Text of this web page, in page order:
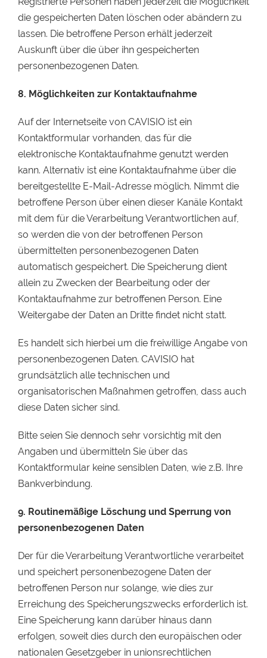
die gespeicherten Daten löschen oder abändern zu
lassen. Die betroffene Person erhält jederzeit
Auskunft über die über ihn gespeicherten
personenbezogenen Daten.
8. Möglichkeiten zur Kontaktaufnahme
Auf der Internetseite von CAVISIO ist ein
Kontaktformular vorhanden, das für die
elektronische Kontaktaufnahme genutzt werden
kann. Alternativ ist eine Kontaktaufnahme über die
bereitgestellte E-Mail-Adresse möglich. Nimmt die
betroffene Person über einen dieser Kanäle Kontakt
mit dem für die Verarbeitung Verantwortlichen auf,
so werden die von der betroffenen Person
übermittelten personenbezogenen Daten
automatisch gespeichert. Die Speicherung dient
allein zu Zwecken der Bearbeitung oder der
Kontaktaufnahme zur betroffenen Person. Eine
Weitergabe der Daten an Dritte findet nicht statt.
Es handelt sich hierbei um die freiwillige Angabe von
personenbezogenen Daten. CAVISIO hat
grundsätzlich alle technischen und
organisatorischen Maßnahmen getroffen, dass auch
diese Daten sicher sind.
Bitte seien Sie dennoch sehr vorsichtig mit den
Angaben und übermitteln Sie über das
Kontaktformular keine sensiblen Daten, wie z.B. Ihre
Bankverbindung.
9. Routinemäßige Löschung und Sperrung von
personenbezogenen Daten
Der für die Verarbeitung Verantwortliche verarbeitet
und speichert personenbezogene Daten der
betroffenen Person nur solange, wie dies zur
Erreichung des Speicherungszwecks erforderlich ist.
Eine Speicherung kann darüber hinaus dann
erfolgen, soweit dies durch den europäischen oder
nationalen Gesetzgeber in unionsrechtlichen